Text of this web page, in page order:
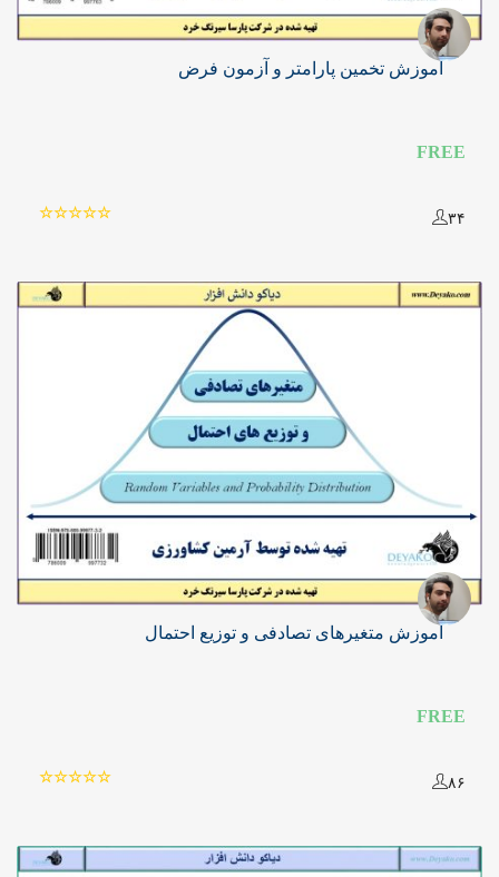
آموزش تخمین پارامتر و آزمون فرض
FREE
۳۴
آموزش متغیرهای تصادفی و توزیع احتمال
FREE
۸۶